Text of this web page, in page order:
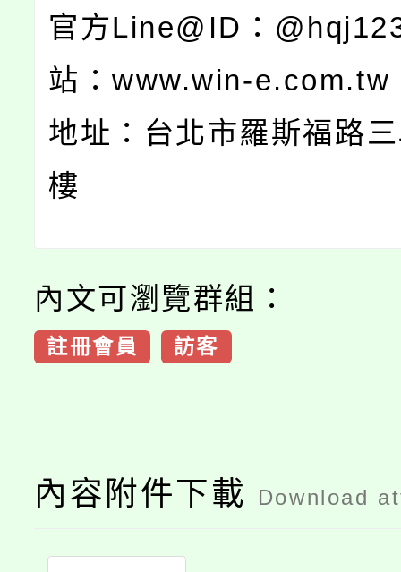
官方Line@ID：
站：www.win-e.com.tw
地址：台北市羅斯福路
樓
內文可瀏覽群組：
註冊會員 訪客
內容附件下載 Download